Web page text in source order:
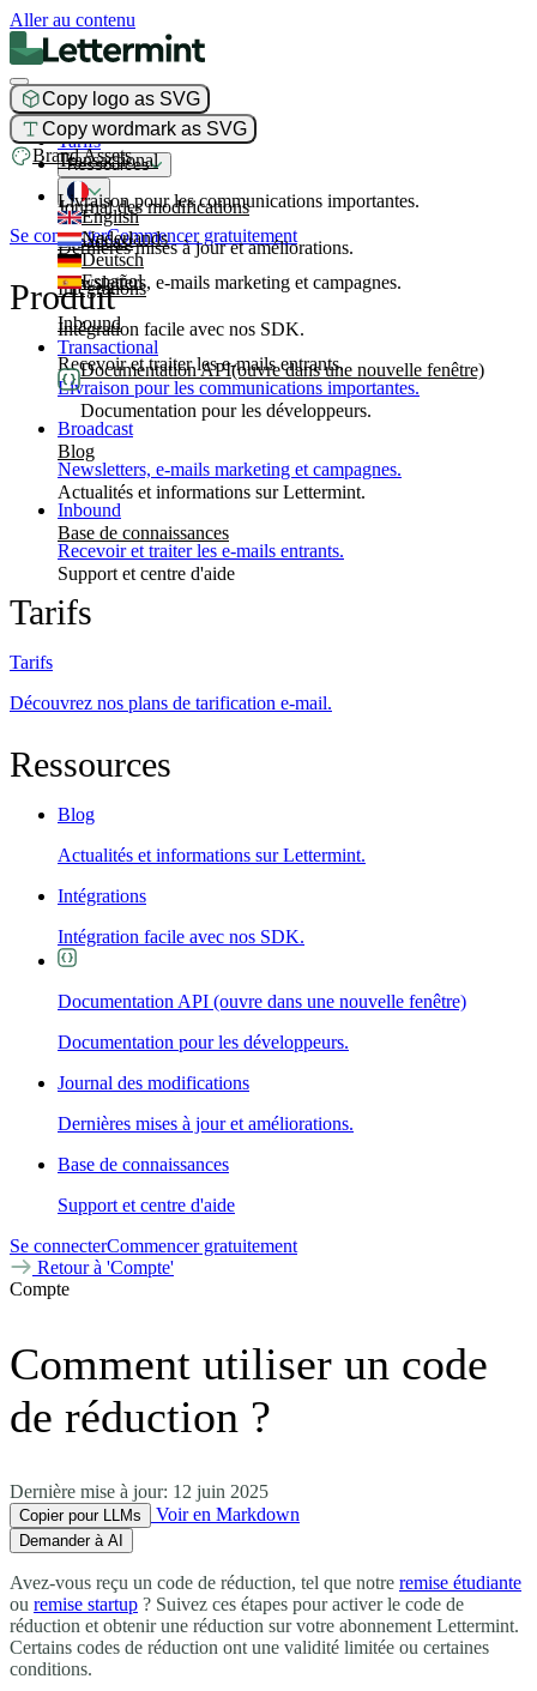
Aller au contenu
Copy logo as SVG
Copy wordmark as SVG
Brand Assets
Produit
Transactional
Livraison pour les communications importantes.
Broadcast
Newsletters, e-mails marketing et campagnes.
Inbound
Recevoir et traiter les e-mails entrants.
Tarifs
Ressources
Journal des modifications
Dernières mises à jour et améliorations.
Intégrations
Intégration facile avec nos SDK.
Documentation API(ouvre dans une nouvelle fenêtre)
Documentation pour les développeurs.
Blog
Actualités et informations sur Lettermint.
Base de connaissances
Support et centre d'aide
English
Nederlands
Deutsch
Español
Se connecterCommencer gratuitement
Produit
Transactional
Livraison pour les communications importantes.
Broadcast
Newsletters, e-mails marketing et campagnes.
Inbound
Recevoir et traiter les e-mails entrants.
Tarifs
Tarifs
Découvrez nos plans de tarification e-mail.
Ressources
Blog
Actualités et informations sur Lettermint.
Intégrations
Intégration facile avec nos SDK.
Documentation API (ouvre dans une nouvelle fenêtre)
Documentation pour les développeurs.
Journal des modifications
Dernières mises à jour et améliorations.
Base de connaissances
Support et centre d'aide
Se connecterCommencer gratuitement
Retour à 'Compte'
Compte
Comment utiliser un code
de réduction ?
Dernière mise à jour: 12 juin 2025
Copier pour LLMs Voir en Markdown
Demander à AI
Avez-vous reçu un code de réduction, tel que notre remise étudiante
ou remise startup ? Suivez ces étapes pour activer le code de
réduction et obtenir une réduction sur votre abonnement Lettermint.
Certains codes de réduction ont une validité limitée ou certaines
conditions.